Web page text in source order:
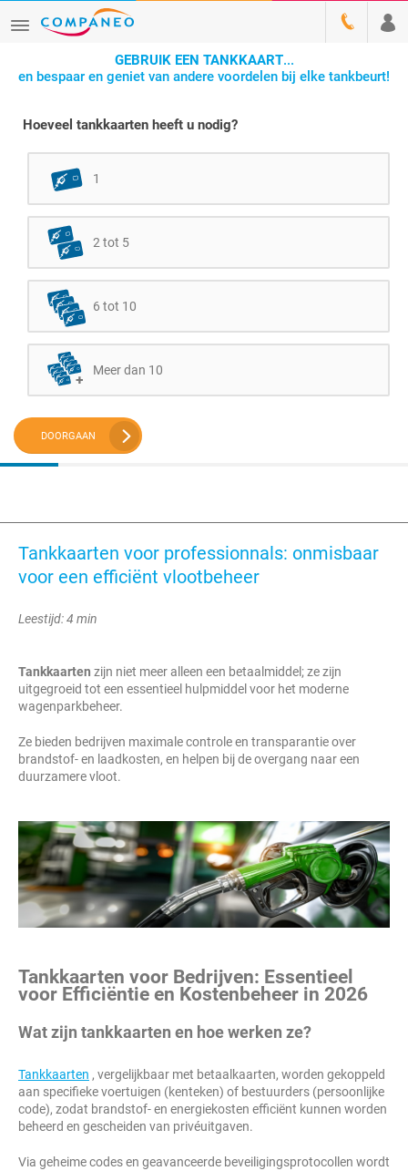
GEBRUIK EEN TANKKAART...
en bespaar en geniet van andere voordelen bij elke tankbeurt!
Hoeveel tankkaarten heeft u nodig?
1
2 tot 5
6 tot 10
Meer dan 10
DOORGAAN
Tankkaarten voor professionnals: onmisbaar
voor een efficiënt vlootbeheer
Leestijd: 4 min
Tankkaarten zijn niet meer alleen een betaalmiddel; ze zijn
uitgegroeid tot een essentieel hulpmiddel voor het moderne
wagenparkbeheer.
Ze bieden bedrijven maximale controle en transparantie over
brandstof- en laadkosten, en helpen bij de overgang naar een
duurzamere vloot.
Tankkaarten voor Bedrijven: Essentieel
voor Efficiëntie en Kostenbeheer in 2026
Wat zijn tankkaarten en hoe werken ze?
Tankkaarten , vergelijkbaar met betaalkaarten, worden gekoppeld
aan specifieke voertuigen (kenteken) of bestuurders (persoonlijke
code), zodat brandstof- en energiekosten efficiënt kunnen worden
beheerd en gescheiden van privéuitgaven.
Via geheime codes en geavanceerde beveiligingsprotocollen wordt